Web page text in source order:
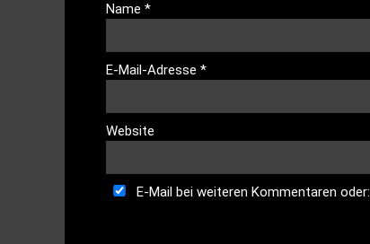
Name *
E-Mail-Adresse *
Website
E-Mail bei weiteren Kommentaren oder: